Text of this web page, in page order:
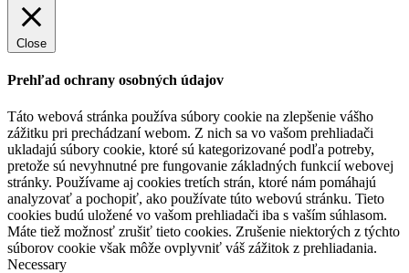
Close
Prehľad ochrany osobných údajov
Táto webová stránka používa súbory cookie na zlepšenie vášho
zážitku pri prechádzaní webom. Z nich sa vo vašom prehliadači
ukladajú súbory cookie, ktoré sú kategorizované podľa potreby,
pretože sú nevyhnutné pre fungovanie základných funkcií webovej
stránky. Používame aj cookies tretích strán, ktoré nám pomáhajú
analyzovať a pochopiť, ako používate túto webovú stránku. Tieto
cookies budú uložené vo vašom prehliadači iba s vaším súhlasom.
Máte tiež možnosť zrušiť tieto cookies. Zrušenie niektorých z týchto
súborov cookie však môže ovplyvniť váš zážitok z prehliadania.
Necessary